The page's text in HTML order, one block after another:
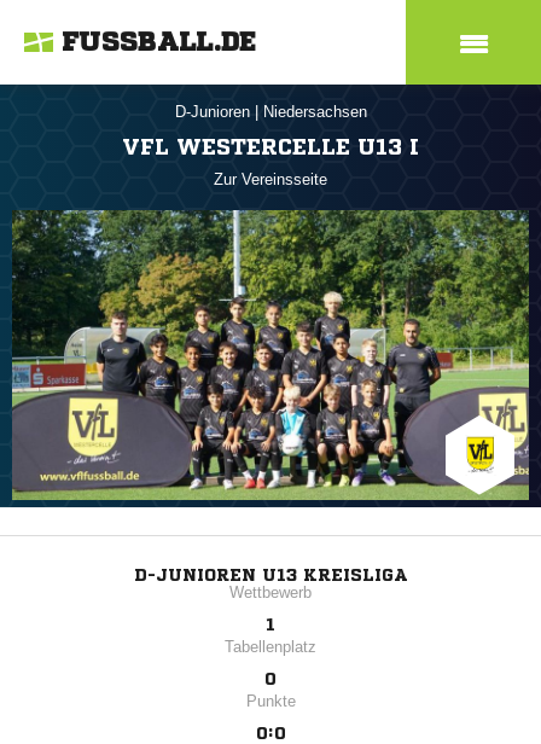
FUSSBALL.DE
D-Junioren Niedersachsen
VFL WESTERCELLE U13 I
Zur Vereinsseite
D-JUNIOREN U13 KREISLIGA
Wettbewerb
1
Tabellenplatz
0
Punkte
0:0